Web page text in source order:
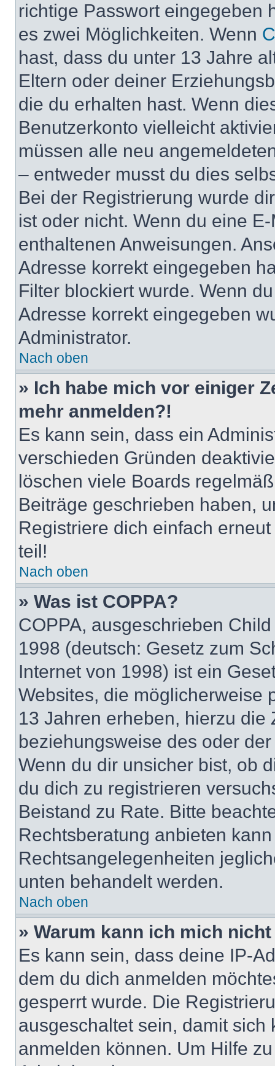
richtige Passwort eingegeben
es zwei Möglichkeiten. Wenn
hast, dass du unter 13 Jahre
Eltern oder deiner
die du erhalten hast. Wenn
Benutzerkonto vielleicht
müssen alle neu
– entweder musst du dies
Bei der Registrierung wurde
ist oder nicht. Wenn du eine
enthaltenen Anweisungen.
Adresse korrekt eingegeben
Filter blockiert wurde. Wenn
Adresse korrekt eingegeben
Administrator.
Nach oben
» Ich habe mich vor einiger
mehr anmelden?!
Es kann sein, dass ein
verschieden Gründen
löschen viele Boards
Beiträge geschrieben haben,
Registriere dich einfach
teil!
Nach oben
» Was ist COPPA?
COPPA, ausgeschrieben
1998 (deutsch: Gesetz zum
Internet von 1998) ist ein
Websites, die möglicherweise
13 Jahren erheben, hierzu die
beziehungsweise des oder
Wenn du dir unsicher bist, ob
du dich zu registrieren
Beistand zu Rate. Bitte
Rechtsberatung anbieten
Rechtsangelegenheiten
unten behandelt werden.
Nach oben
» Warum kann ich mich
Es kann sein, dass deine IP-
dem du dich anmelden
gesperrt wurde. Die
ausgeschaltet sein, damit
anmelden können. Um Hilfe